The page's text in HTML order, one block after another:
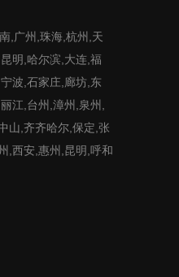
,广州,珠海,杭州,天
明,哈尔滨,大连,福
波,石家庄,廊坊,东
江,台州,漳州,泉州,
山,齐齐哈尔,保定,张
,西安,惠州,昆明,呼和